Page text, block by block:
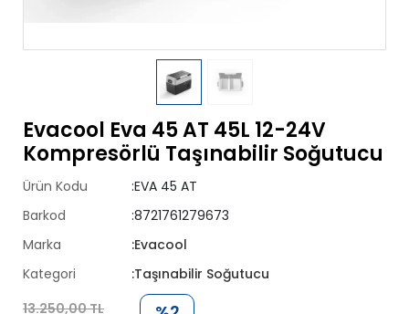
Evacool Eva 45 AT 45L 12-24V
Kompresörlü Taşınabilir Soğutucu
Ürün Kodu
:EVA 45 AT
Barkod
:8721761279673
Marka
:Evacool
Kategori
:Taşınabilir Soğutucu
13.250,00 TL